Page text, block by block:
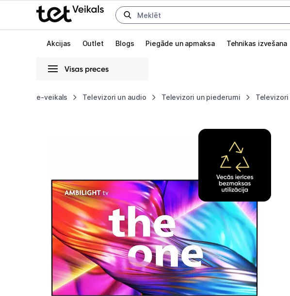
Uz kategorijam Uz galveno saturu
Akcijas Outlet Blogs Piegāde un apmaksa Tehnikas izvešana
Visas preces
e-veikals Televizori un audio Televizori un piederumi Televizori
Outlet
Izvēlies
TV un audio
Televizori
Televizori
Televizoru
TV rāmji
Kabeļi un vadi
LED
SmartTV
75PUS8919/12